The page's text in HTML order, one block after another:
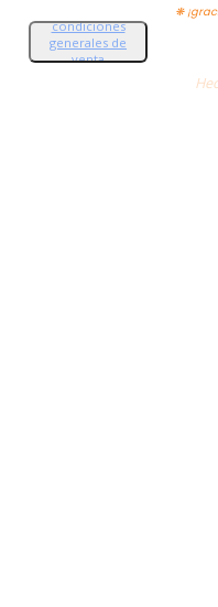
❋
condiciones
generales de
venta